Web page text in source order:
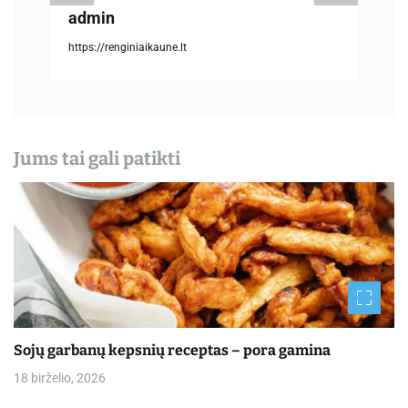
admin
https://renginiaikaune.lt
Jums tai gali patikti
Sojų garbanų kepsnių receptas – pora gamina
18 birželio, 2026